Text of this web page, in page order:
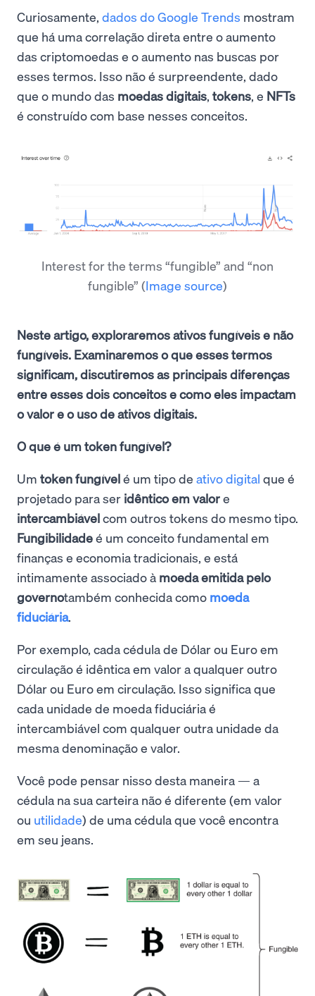
Curiosamente, dados do Google Trends mostram
que há uma correlação direta entre o aumento
das criptomoedas e o aumento nas buscas por
esses termos. Isso não é surpreendente, dado
que o mundo das moedas digitais, tokens, e NFTs
é construído com base nesses conceitos.
Interest for the terms “fungible” and “non
fungible” (Image source)
Neste artigo, exploraremos ativos fungíveis e não
fungíveis. Examinaremos o que esses termos
significam, discutiremos as principais diferenças
entre esses dois conceitos e como eles impactam
o valor e o uso de ativos digitais.
O que é um token fungível?
Um token fungívelé um tipo de ativo digital que é
projetado para ser idêntico em valore
intercambiávelcom outros tokens do mesmo tipo.
Fungibilidadeé um conceito fundamental em
finanças e economia tradicionais, e está
intimamente associado à moeda emitida pelo
governotambém conhecida como moeda
fiduciária.
Por exemplo, cada cédula de Dólar ou Euro em
circulação é idêntica em valor a qualquer outro
Dólar ou Euro em circulação. Isso significa que
cada unidade de moeda fiduciária é
intercambiável com qualquer outra unidade da
mesma denominação e valor.
Você pode pensar nisso desta maneira — a
cédula na sua carteira não é diferente (em valor
ou utilidade) de uma cédula que você encontra
em seu jeans.